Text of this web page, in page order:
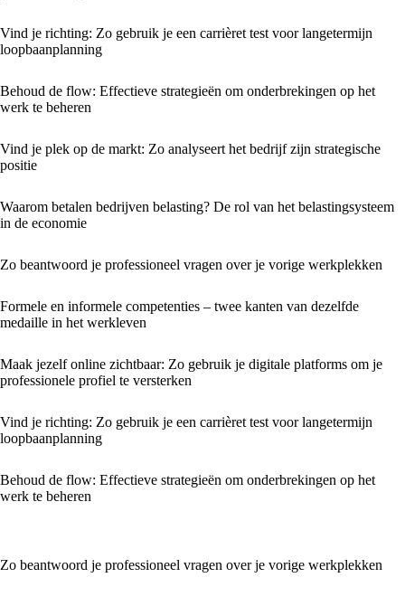
Vind je richting: Zo gebruik je een carrièret test voor langetermijn
loopbaanplanning
Behoud de flow: Effectieve strategieën om onderbrekingen op het
werk te beheren
Vind je plek op de markt: Zo analyseert het bedrijf zijn strategische
positie
Waarom betalen bedrijven belasting? De rol van het belastingsysteem
in de economie
Zo beantwoord je professioneel vragen over je vorige werkplekken
Formele en informele competenties – twee kanten van dezelfde
medaille in het werkleven
Maak jezelf online zichtbaar: Zo gebruik je digitale platforms om je
professionele profiel te versterken
Vind je richting: Zo gebruik je een carrièret test voor langetermijn
loopbaanplanning
Behoud de flow: Effectieve strategieën om onderbrekingen op het
werk te beheren
Zo beantwoord je professioneel vragen over je vorige werkplekken